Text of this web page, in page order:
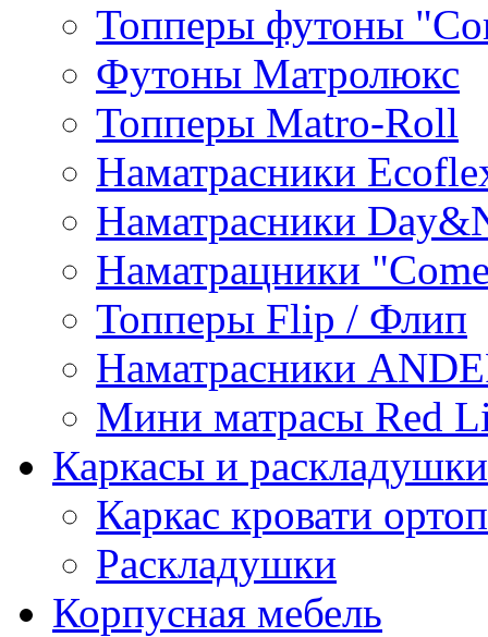
Топперы футоны
Футоны Матролюкс
Топперы Matro-Roll
Наматрасники
Наматрасники
Наматрацники
Топперы Flip / Флип
Наматрасники
Мини матрасы Red
Каркасы и раскладушки
Каркас кровати
Раскладушки
Корпусная мебель